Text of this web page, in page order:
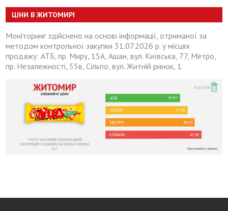
ЦІНИ В ЖИТОМИРІ
Моніторинг здійснено на основі інформації, отриманої за
методом контрольної закупки 31.07.2026 р. у місцях
продажу: АТБ, пр. Миру, 15А, Ашан, вул. Київська, 77, Метро,
пр. Незалежності, 55в, Сільпо, вул. Житній ринок, 1